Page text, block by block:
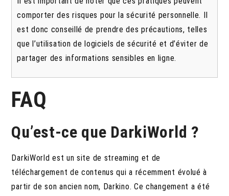
comporter des risques pour la sécurité personnelle. Il
est donc conseillé de prendre des précautions, telles
que l’utilisation de logiciels de sécurité et d’éviter de
partager des informations sensibles en ligne.
FAQ
Qu’est-ce que DarkiWorld ?
DarkiWorld est un site de streaming et de
téléchargement de contenus qui a récemment évolué à
partir de son ancien nom, Darkino. Ce changement a été